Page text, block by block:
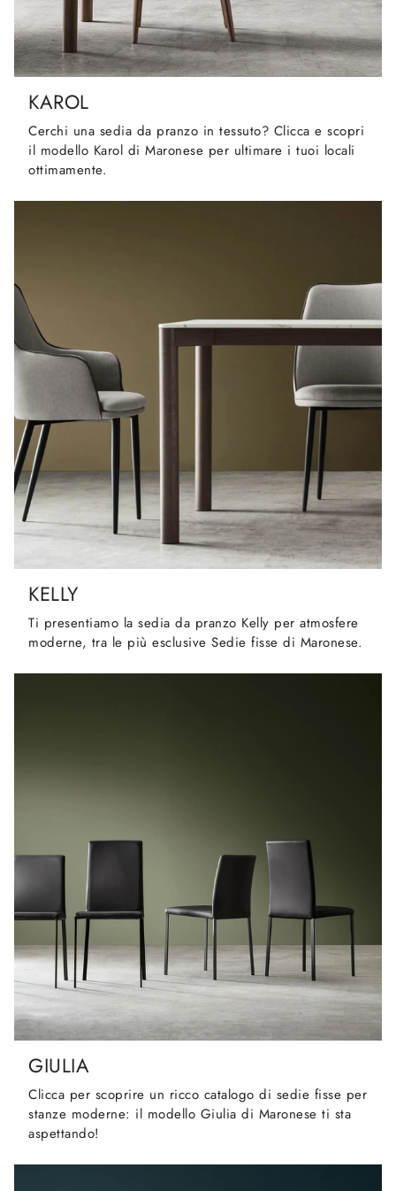
KAROL
Cerchi una sedia da pranzo in tessuto? Clicca e scopri
il modello Karol di Maronese per ultimare i tuoi locali
ottimamente.
KELLY
Ti presentiamo la sedia da pranzo Kelly per atmosfere
moderne, tra le più esclusive Sedie fisse di Maronese.
GIULIA
Clicca per scoprire un ricco catalogo di sedie fisse per
stanze moderne: il modello Giulia di Maronese ti sta
aspettando!